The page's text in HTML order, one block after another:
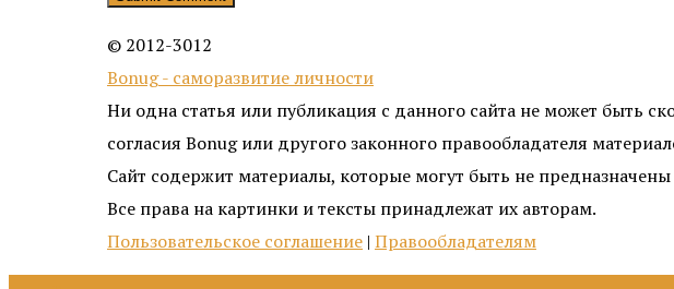
© 2012-3012
Bonug - саморазвитие личности
Ни одна статья или публикация с данного сайта не может быть
согласия Bonug или другого законного правообладателя
Сайт содержит материалы, которые могут быть не
Все права на картинки и тексты принадлежат их авторам.
Пользовательское соглашение | Правообладателям